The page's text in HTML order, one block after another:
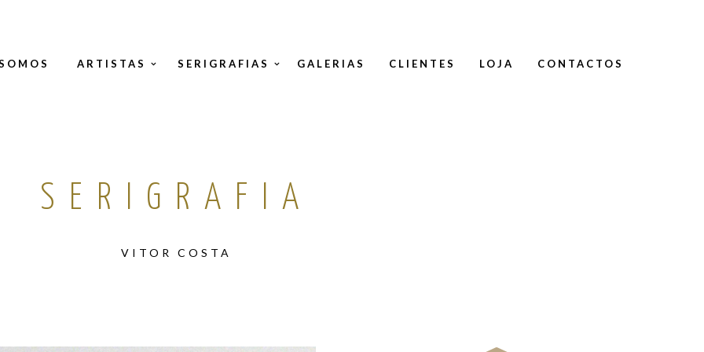
ARTISTAS SERIGRAFIAS GALERIAS CLIENTES LOJA CONTACTOS
SERIGRAFIA
VITOR COSTA